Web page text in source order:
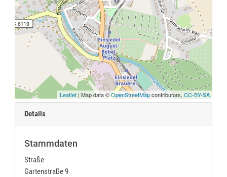
Leaflet | Map data ©OpenStreetMapcontributors, CC-BY-SA
Details
Stammdaten
Straße
Gartenstraße 9